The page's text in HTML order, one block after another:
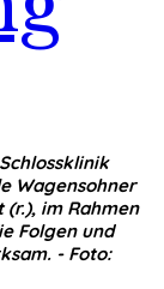
Wagensohner
im Rahmen
Folgen und
- Foto: